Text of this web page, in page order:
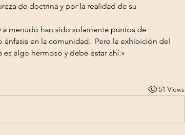
de doctrina y por la realidad de su
en la comunidad.  Pero la exhibición del
algo hermoso y debe estar ahí.»
51 Views